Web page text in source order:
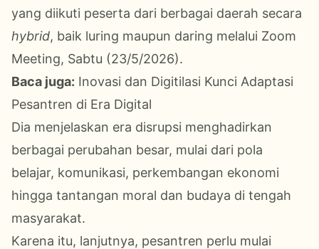
yang diikuti peserta dari berbagai daerah secara
hybrid, baik luring maupun daring melalui Zoom
Meeting, Sabtu (23/5/2026).
Baca juga: Inovasi dan Digitilasi Kunci Adaptasi
Pesantren di Era Digital
Dia menjelaskan era disrupsi menghadirkan
berbagai perubahan besar, mulai dari pola
belajar, komunikasi, perkembangan ekonomi
hingga tantangan moral dan budaya di tengah
masyarakat.
Karena itu, lanjutnya, pesantren perlu mulai